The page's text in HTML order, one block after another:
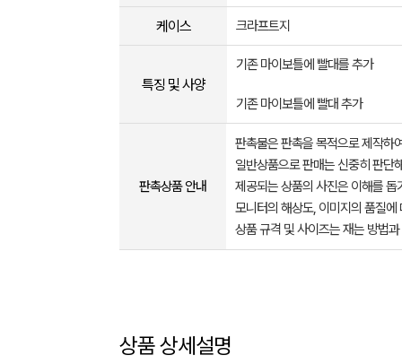
케이스 크라프트지
특징 및 사양
기존 마이보틀에 빨대를 추가
기존 마이보틀에 빨대 추가
판촉상품 안내
판촉물은 판촉을 목적으로 제작하
일반상품으로 판매는 신중히 판단
제공되는 상품의 사진은 이해를
모니터의 해상도, 이미지의 품질
상품 규격 및 사이즈는 재는 방법
상품 상세설명